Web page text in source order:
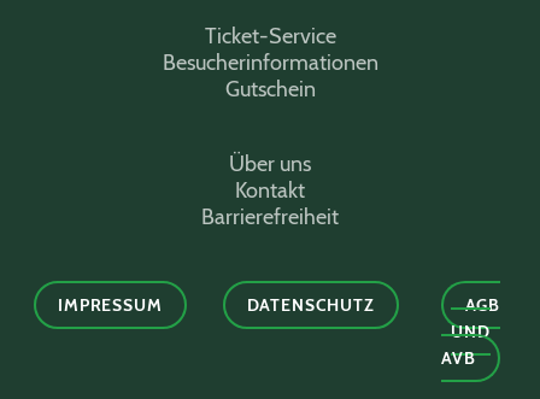
Ticket-Service
Besucherinformationen
Gutschein
Über uns
Kontakt
Barrierefreiheit
IMPRESSUM DATENSCHUTZ
AGB
UND
AVB